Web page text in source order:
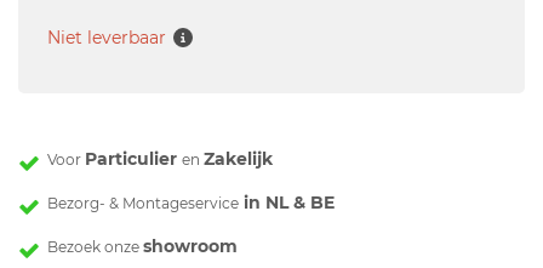
Niet leverbaar
Voor Particulier en Zakelijk
Bezorg- & Montageservice in NL & BE
Bezoek onze showroom